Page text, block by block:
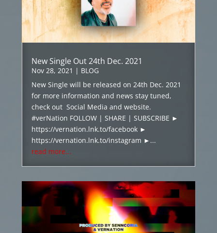
New Single Out 24th Dec. 2021
Nov 28, 2021 | BLOG
New Single will be released on 24th Dec. 2021
for more information and news stay tuned,
check out Social Media and website.
#verNation FOLLOW | SHARE | SUBSCRIBE ►
https://vernation.lnk.to/facebook ►
https://vernation.lnk.to/instagram ►...
read more...